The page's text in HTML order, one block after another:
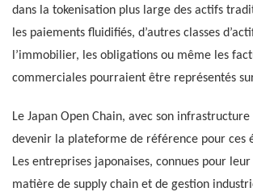
dans la tokenisation plus large des actifs
les paiements fluidifiés, d’autres classes
l’immobilier, les obligations ou même les
commerciales pourraient être représentés
Le Japan Open Chain, avec son
devenir la plateforme de référence pour ces
Les entreprises japonaises, connues pour
matière de supply chain et de gestion